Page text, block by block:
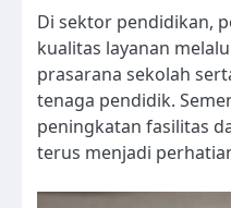
Di sektor pendidikan,
kualitas layanan
prasarana sekolah
tenaga pendidik.
peningkatan fasilitas
terus menjadi